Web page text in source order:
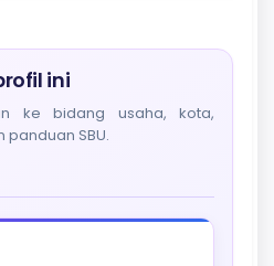
ini
ke bidang usaha, kota,
panduan SBU.